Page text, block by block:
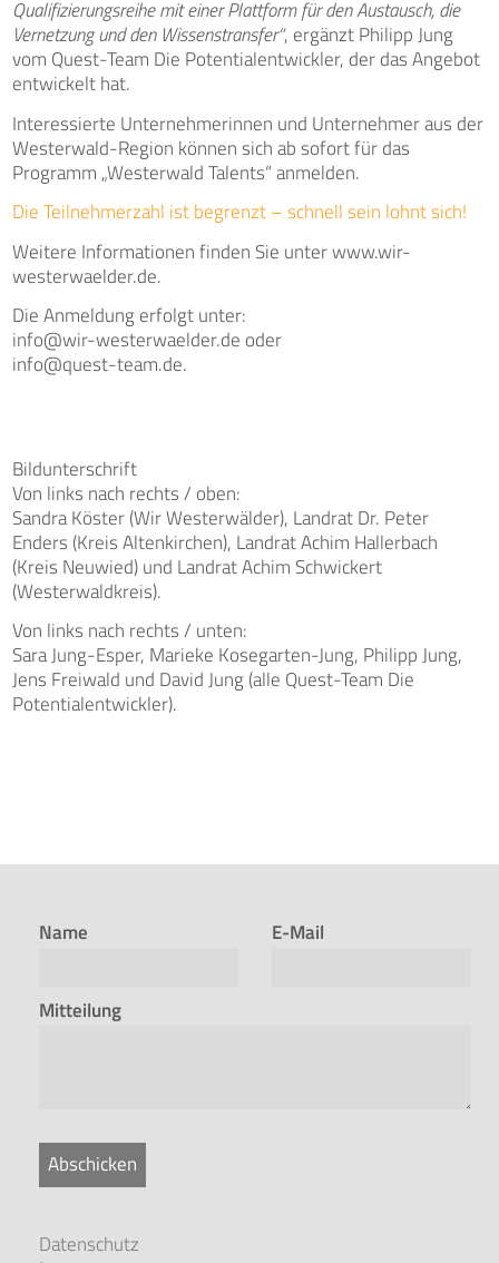
Qualifizierungsreihe mit einer Plattform für den Austausch, die
Vernetzung und den Wissenstransfer“, ergänzt Philipp Jung
vom Quest-Team Die Potentialentwickler, der das Angebot
entwickelt hat.
Interessierte Unternehmerinnen und Unternehmer aus der
Westerwald-Region können sich ab sofort für das
Programm „Westerwald Talents“ anmelden.
Die Teilnehmerzahl ist begrenzt – schnell sein lohnt sich!
Weitere Informationen finden Sie unter www.wir-
westerwaelder.de.
Die Anmeldung erfolgt unter:
info@wir-westerwaelder.de oder
info@quest-team.de.
Bildunterschrift
Von links nach rechts / oben:
Sandra Köster (Wir Westerwälder), Landrat Dr. Peter
Enders (Kreis Altenkirchen), Landrat Achim Hallerbach
(Kreis Neuwied) und Landrat Achim Schwickert
(Westerwaldkreis).
Von links nach rechts / unten:
Sara Jung-Esper, Marieke Kosegarten-Jung, Philipp Jung,
Jens Freiwald und David Jung (alle Quest-Team Die
Potentialentwickler).
Name E-Mail
Mitteilung
Abschicken
Datenschutz